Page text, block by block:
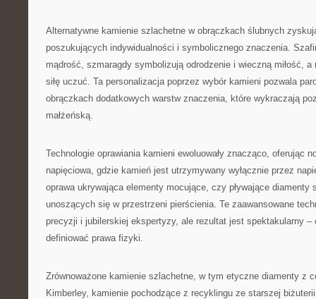
Alternatywne kamienie szlachetne w obrączkach ślubnych
poszukujących indywidualności i symbolicznego znaczenia.
mądrość, szmaragdy symbolizują odrodzenie i wieczną miłość,
siłę uczuć. Ta personalizacja poprzez wybór kamieni pozwala
obrączkach dodatkowych warstw znaczenia, które wykraczają
małżeńską.
Technologie oprawiania kamieni ewoluowały znacząco, oferując
napięciowa, gdzie kamień jest utrzymywany wyłącznie przez
oprawa ukrywająca elementy mocujące, czy pływające diamenty
unoszących się w przestrzeni pierścienia. Te zaawansowane
precyzji i jubilerskiej ekspertyzy, ale rezultat jest spektakularny –
definiować prawa fizyki.
Zrównoważone kamienie szlachetne, w tym etyczne diamenty z
Kimberley, kamienie pochodzące z recyklingu ze starszej